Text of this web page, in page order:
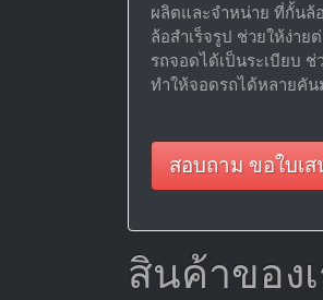
ผลิตและจำหน่าย ที่กั้นล้
ล้อสำเร็จรูป ช่วยให้ง่าย
รถจอดได้เป็นระเบียบ
ทำให้จอดรถได้หลายคั
สอบถาม ขอใบเ
สินค้าของ